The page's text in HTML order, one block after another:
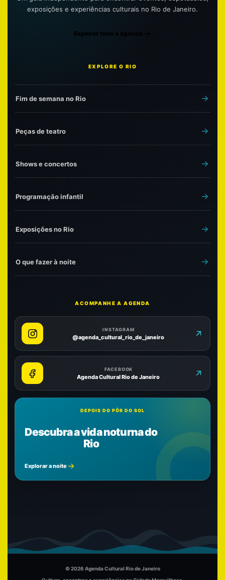
exposições e experiências culturais no Rio de Janeiro.
Explorar toda a agenda
EXPLORE O RIO
Fim de semana no Rio
Peças de teatro
Shows e concertos
Programação infantil
Exposições no Rio
O que fazer à noite
ACOMPANHE A AGENDA
INSTAGRAM
@agenda_cultural_rio_de_janeiro
FACEBOOK
Agenda Cultural Rio de Janeiro
DEPOIS DO PÔR DO SOL
Descubra a vida noturna do
Rio
Explorar a noite
© 2026 Agenda Cultural Rio de Janeiro